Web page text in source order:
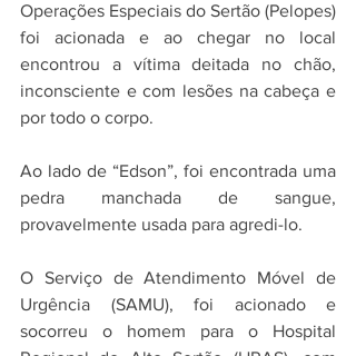
Operações Especiais do Sertão (Pelopes)
foi acionada e ao chegar no local
encontrou a vítima deitada no chão,
inconsciente e com lesões na cabeça e
por todo o corpo.
Ao lado de “Edson”, foi encontrada uma
pedra manchada de sangue,
provavelmente usada para agredi-lo.
O Serviço de Atendimento Móvel de
Urgência (SAMU), foi acionado e
socorreu o homem para o Hospital